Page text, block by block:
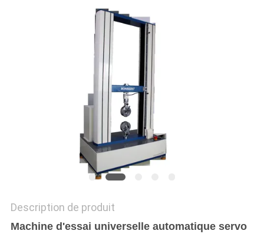
Description de produit
Machine d'essai universelle automatique servo